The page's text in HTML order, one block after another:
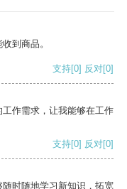
到商品。
支持[0] 反对[0]
作需求，让我能够在工作
支持[0] 反对[0]
时随地学习新知识，拓宽